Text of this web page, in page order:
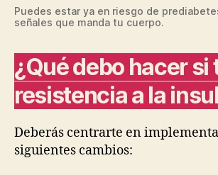
Puedes estar ya en riesgo de
señales que manda tu cuerpo.
¿Qué debo hacer si
resistencia a la
Deberás centrarte en
siguientes cambios: